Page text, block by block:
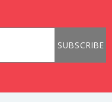
SUBSCRIBE